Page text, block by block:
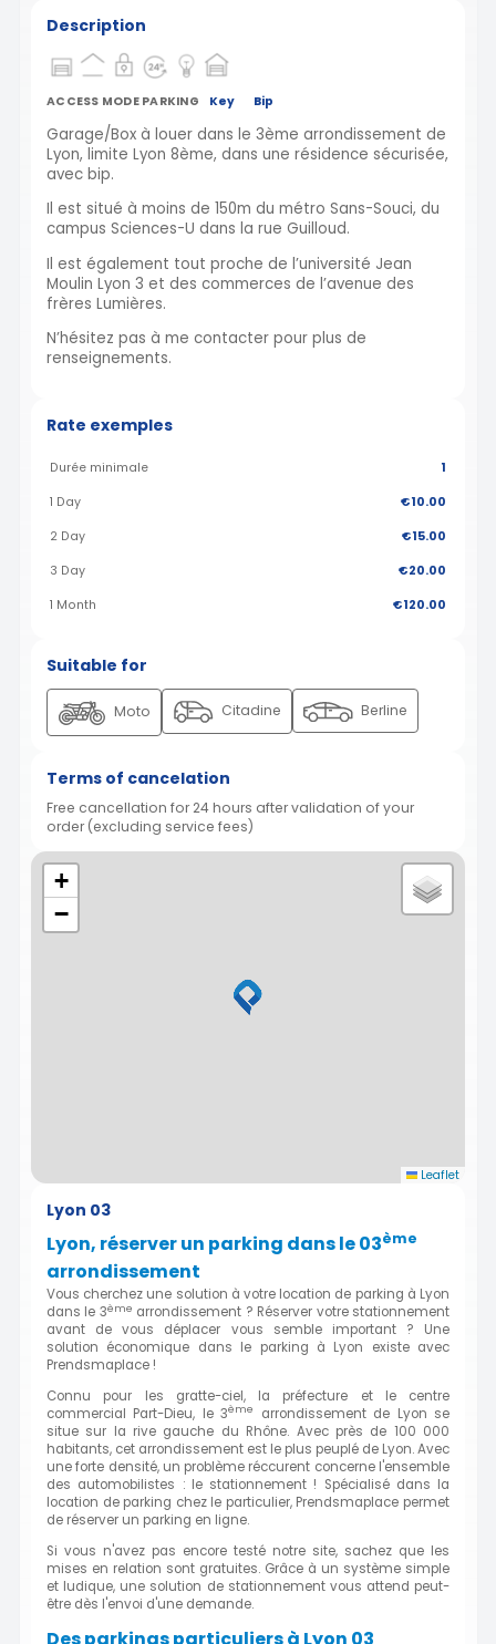
Description
ACCESS MODE PARKING Key Bip
Garage/Box à louer dans le 3ème arrondissement de
Lyon, limite Lyon 8ème, dans une résidence sécurisée,
avec bip.
Il est situé à moins de 150m du métro Sans-Souci, du
campus Sciences-U dans la rue Guilloud.
Il est également tout proche de l’université Jean
Moulin Lyon 3 et des commerces de l’avenue des
frères Lumières.
N’hésitez pas à me contacter pour plus de
renseignements.
Rate exemples
Durée minimale 1
1 Day €10.00
2 Day €15.00
3 Day €20.00
1 Month €120.00
Suitable for
Moto Citadine Berline
Terms of cancelation
Free cancellation for 24 hours after validation of your
order (excluding service fees)
+
−
Leaflet
Lyon 03
Lyon, réserver un parking dans le 03ème
arrondissement
Vous cherchez une solution à votre location de parking à Lyon
dans le 3ème arrondissement ? Réserver votre stationnement
avant de vous déplacer vous semble important ? Une
solution économique dans le parking à Lyon existe avec
Prendsmaplace !
Connu pour les gratte-ciel, la préfecture et le centre
commercial Part-Dieu, le 3ème
arrondissement de Lyon se
situe sur la rive gauche du Rhône. Avec près de 100 000
habitants, cet arrondissement est le plus peuplé de Lyon. Avec
une forte densité, un problème réccurent concerne l'ensemble
des automobilistes : le stationnement ! Spécialisé dans la
location de parking chez le particulier, Prendsmaplace permet
de réserver un parking en ligne.
Si vous n'avez pas encore testé notre site, sachez que les
mises en relation sont gratuites. Grâce à un système simple
et ludique, une solution de stationnement vous attend peut-
être dès l'envoi d'une demande.